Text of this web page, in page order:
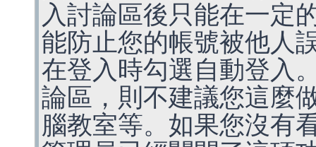
入討論區後只能在一定
能防止您的帳號被他人
在登入時勾選自動登入
論區，則不建議您這麼
腦教室等。如果您沒有